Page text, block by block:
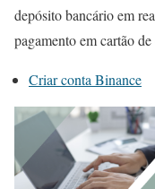
depósito bancário em
pagamento em cartão
Criar conta Binance